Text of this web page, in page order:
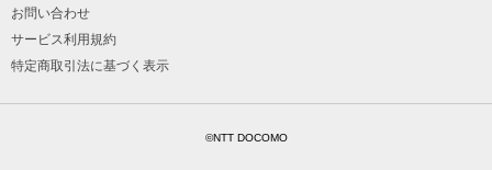
お問い合わせ
サービス利用規約
特定商取引法に基づく表示
©NTT DOCOMO